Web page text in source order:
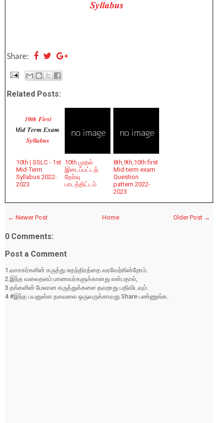
Share:
Related Posts:
10th | SSLC - 1st
Mid-Term
Syllabus 2022-
2023
10th முதல்
இடைப்பட்டத்
தேர்வு
பாடத்திட்டம்
8th,9th,10th first
Mid-term exam
Question
pattern 2022-
2023
← Newer Post Older Post →
Home
0 Comments:
Post a Comment
1.வாசகர்களின் கருத்து சுதந்திரத்தை வரவேற்கின்றோம்.
2.இந்த வலைதளம் மாணவர்களுக்கானது என்பதால்,
3.தங்களின் மேலான கருத்துக்களை தவறாது பதிவிடவும்.
4.#இந்த பயனுள்ள தகவலை ஒருவருக்காவது Share பண்ணுங்க.